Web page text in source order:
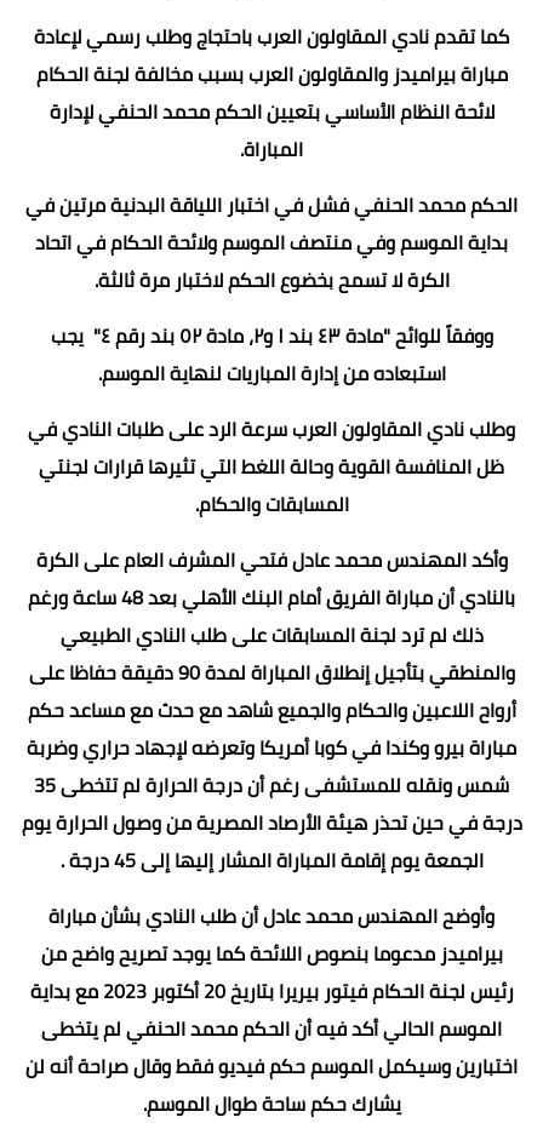
كما تقدم نادي المقاولون العرب باحتجاج وطلب رسمي لإعادة
مباراة بيراميدز والمقاولون العرب بسبب مخالفة لجنة الحكام
لائحة النظام الأساسي بتعيين الحكم محمد الحنفي لإدارة
المباراة.
الحكم محمد الحنفي فشل في اختبار اللياقة البدنية مرتين في
بداية الموسم وفي منتصف الموسم ولائحة الحكام في اتحاد
الكرة لا تسمح بخضوع الحكم لاختبار مرة ثالثة.
ووفقاً للوائح "مادة ٤٣ بند ١ و٢، مادة ٥٢ بند رقم ٤" يجب
استبعاده من إدارة المباريات لنهاية الموسم.
وطلب نادي المقاولون العرب سرعة الرد على طلبات النادي في
ظل المنافسة القوية وحالة اللغط التي تثيرها قرارات لجنتي
المسابقات والحكام.
وأكد المهندس محمد عادل فتحي المشرف العام على الكرة
بالنادي أن مباراة الفريق أمام البنك الأهلي بعد 48 ساعة ورغم
ذلك لم ترد لجنة المسابقات على طلب النادي الطبيعي
والمنطقي بتأجيل إنطلاق المباراة لمدة 90 دقيقة حفاظا على
أرواح اللاعبين والحكام والجميع شاهد مع حدث مع مساعد حكم
مباراة بيرو وكندا في كوبا أمريكا وتعرضه لإجهاد حراري وضربة
شمس ونقله للمستشفى رغم أن درجة الحرارة لم تتخطى 35
درجة في حين تحذر هيئة الأرصاد المصرية من وصول الحرارة يوم
الجمعة يوم إقامة المباراة المشار إليها إلى 45 درجة .
وأوضح المهندس محمد عادل أن طلب النادي بشأن مباراة
بيراميدز مدعوما بنصوص اللائحة كما يوجد تصريح واضح من
رئيس لجنة الحكام فيتور بيريرا بتاريخ 20 أكتوبر 2023 مع بداية
الموسم الحالي أكد فيه أن الحكم محمد الحنفي لم يتخطى
اختبارين وسيكمل الموسم حكم فيديو فقط وقال صراحة أنه لن
يشارك حكم ساحة طوال الموسم.